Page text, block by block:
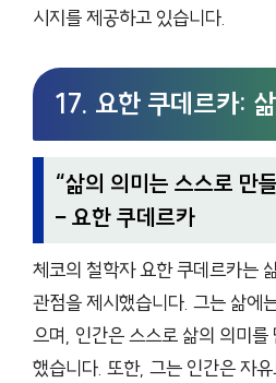
시지를 제공하고 있습니다.
17. 요한 쿠데르카: 삶
“삶의 의미는 스스로 만
– 요한 쿠데르카
체코의 철학자 요한 쿠데르카는
관점을 제시했습니다. 그는 삶에
으며, 인간은 스스로 삶의 의미
했습니다. 또한, 그는 인간은 자